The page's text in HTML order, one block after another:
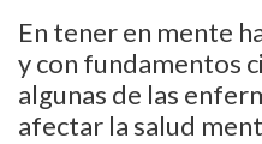
En tener en mente
y con fundamentos
algunas de las
afectar la salud